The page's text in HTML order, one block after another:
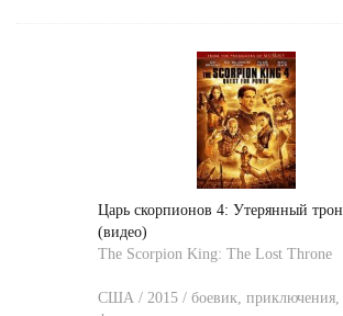
Царь скорпионов 4: Утерянный трон
(видео)
The Scorpion King: The Lost Throne
США / 2015 / боевик, приключения,